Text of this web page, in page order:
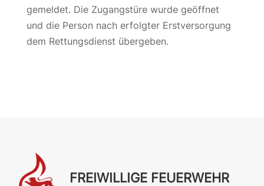
gemeldet. Die Zugangstüre wurde geöffnet
und die Person nach erfolgter Erstversorgung
dem Rettungsdienst übergeben.
FREIWILLIGE FEUERWEHR